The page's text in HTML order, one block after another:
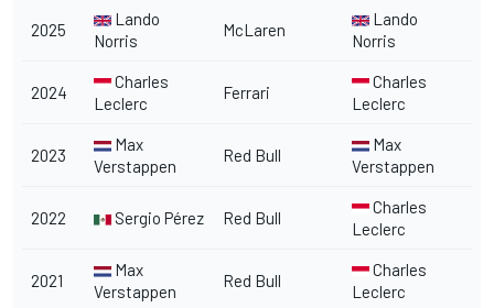
2025
Lando
Norris
McLaren
Lando
Norris
2024
Charles
Leclerc
Ferrari
Charles
Leclerc
2023
Max
Verstappen
Red Bull
Max
Verstappen
2022 Sergio Pérez Red Bull
Charles
Leclerc
2021
Max
Verstappen
Red Bull
Charles
Leclerc